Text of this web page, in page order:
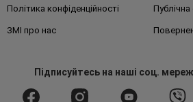
Політика конфіденційності
ЗМІ про нас
Підписуйтесьна наші соц.